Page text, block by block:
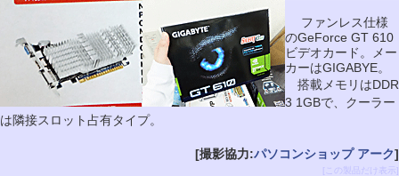
ファンレス仕様
のGeForce GT 610
ビデオカード。メー
カーはGIGABYE。
搭載メモリはDDR
3 1GBで、クーラー
は隣接スロット占有タイプ。
[撮影協力:パソコンショップ アーク]
[この製品だけ表示]